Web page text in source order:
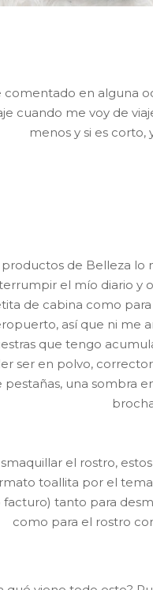
comentado en alguna
cuando me voy de
menos y si es corto,
productos de Belleza lo
el mío diario y
de cabina como
así que ni me
que tengo
ser en polvo,
pestañas, una sombra
el rostro,
toallita por el
tanto para
como para el rostro